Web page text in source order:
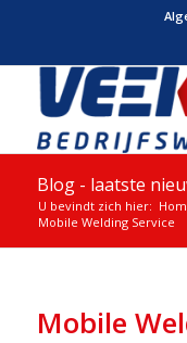
Blog - laatste
U bevindt zich hier:
Mobile Welding Service
Mobile